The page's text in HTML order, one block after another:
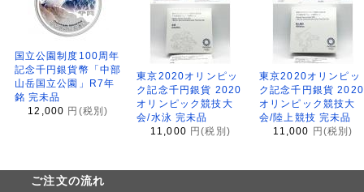
国立公園制度100周年
記念千円銀貨幣「中部
山岳国立公園」R7年
銘 完未品
12,000 円(税別)
東京2020オリンピッ
ク記念千円銀貨 2020
オリンピック競技大
会/水泳 完未品
11,000 円(税別)
東京2020オリンピッ
ク記念千円銀貨 2020
オリンピック競技大
会/陸上競技 完未品
11,000 円(税別)
ご注文の流れ